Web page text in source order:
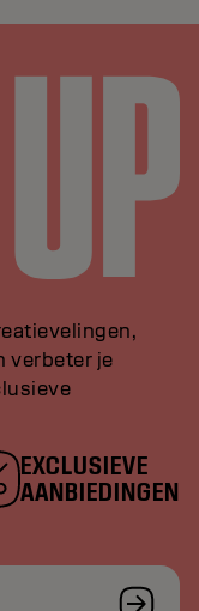
verbeter je
EXCLUSIEVE
AANBIEDINGEN